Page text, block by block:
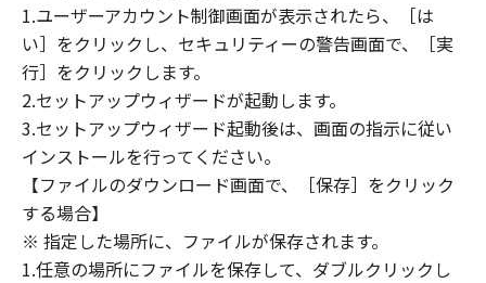
の関連会社、それらの販売代理店または販売店
のいずれも、「本ソフトウェア」に関して、商
品性および特定の目的への適合性の保証を含
め、いかなる保証も、明示たると黙示たるとを
問わず一切しないものとします。
(2) キヤノン、キヤノンのライセンサー、キヤノ
ンの子会社、キヤノンの関連会社、それらの販
売代理店または販売店のいずれも、「本ソフト
ウェア」の使用または使用不能から生ずるいか
なる損害（逸失利益およびその他の派生的また
1.ユーザーアカウント制御画面が表示されたら、［は
い］をクリックし、セキュリティーの警告画面で、［実
行］をクリックします。
2.セットアップウィザードが起動します。
3.セットアップウィザード起動後は、画面の指示に従い
インストールを行ってください。
【ファイルのダウンロード画面で、［保存］をクリック
する場合】
※ 指定した場所に、ファイルが保存されます。
1.任意の場所にファイルを保存して、ダブルクリックし